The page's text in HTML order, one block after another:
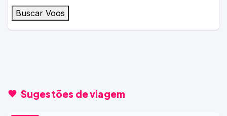
Buscar Voos
Sugestões de viagem